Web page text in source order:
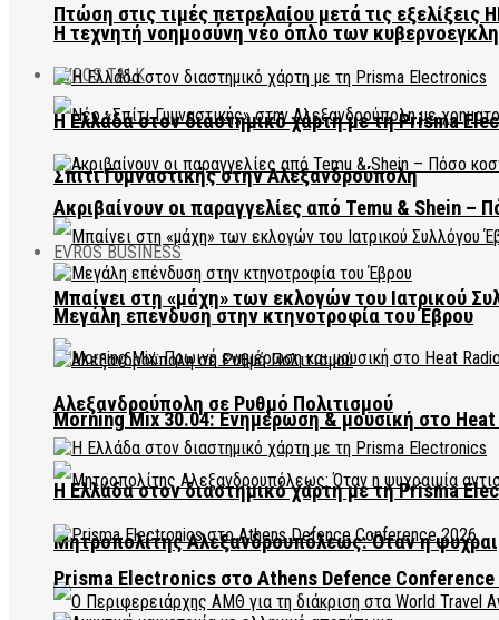
Πτώση στις τιμές πετρελαίου μετά τις εξελίξεις
EVROS TALK
Σπίτι Γυμναστικής στην Αλεξανδρούπολη
Μπαίνει στη «μάχη» των εκλογών του Ιατρικού
Morning Mix 30.04: Ενημέρωση & μουσική στο Heat
Μητροπολίτης Αλεξανδρουπόλεως: Όταν η
Η τεχνητή νοημοσύνη νέο όπλο των
Η Ελλάδα στον διαστημικό χάρτη με τη Prisma
Ακριβαίνουν οι παραγγελίες από Temu & Shein –
EVROS BUSINESS
Μεγάλη επένδυση στην κτηνοτροφία του Έβρου
Αλεξανδρούπολη σε Ρυθμό Πολιτισμού
Η Ελλάδα στον διαστημικό χάρτη με τη Prisma
Prisma Electronics στο Athens Defence Conference